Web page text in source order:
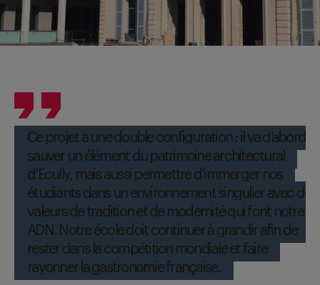
Ce projet a une double configuration : il va d’abord
sauver un élément du patrimoine architectural
d’Ecully, mais aussi permettre d’immerger nos
étudiants dans un environnement singulier avec des
valeurs de tradition et de modernité qui font notre
ADN. Notre école doit continuer à grandir afin de
rester dans la compétition mondiale et faire
rayonner la gastronomie française.